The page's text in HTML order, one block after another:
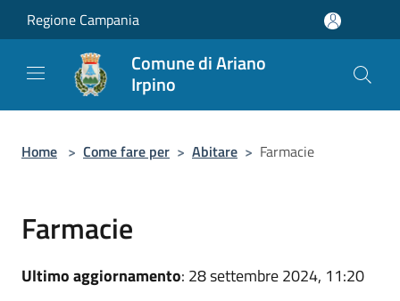
Salta al contenuto principale
Regione Campania
Comune di Ariano
Irpino
Home > Come fare per > Abitare > Farmacie
Farmacie
Ultimo aggiornamento: 28 settembre 2024, 11:20